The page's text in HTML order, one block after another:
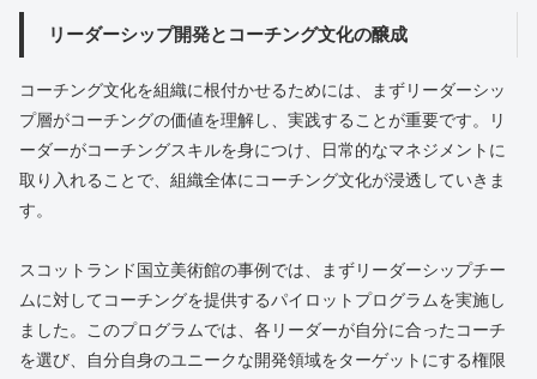
リーダーシップ開発とコーチング文化の醸成
コーチング文化を組織に根付かせるためには、まずリーダーシッ
プ層がコーチングの価値を理解し、実践することが重要です。リ
ーダーがコーチングスキルを身につけ、日常的なマネジメントに
取り入れることで、組織全体にコーチング文化が浸透していきま
す。
スコットランド国立美術館の事例では、まずリーダーシップチー
ムに対してコーチングを提供するパイロットプログラムを実施し
ました。このプログラムでは、各リーダーが自分に合ったコーチ
を選び、自分自身のユニークな開発領域をターゲットにする権限